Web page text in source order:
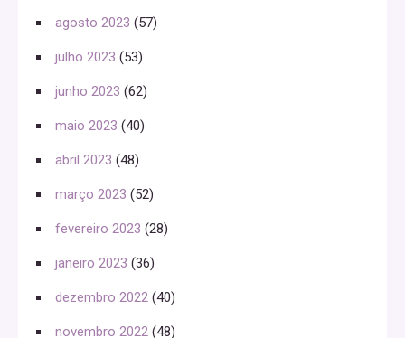
agosto 2023 (57)
julho 2023 (53)
junho 2023 (62)
maio 2023 (40)
abril 2023 (48)
março 2023 (52)
fevereiro 2023 (28)
janeiro 2023 (36)
dezembro 2022 (40)
novembro 2022 (48)